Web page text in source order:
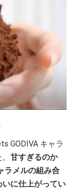
GODIVA キャラ
甘すぎるのか
ラメルの組み合
に仕上がってい